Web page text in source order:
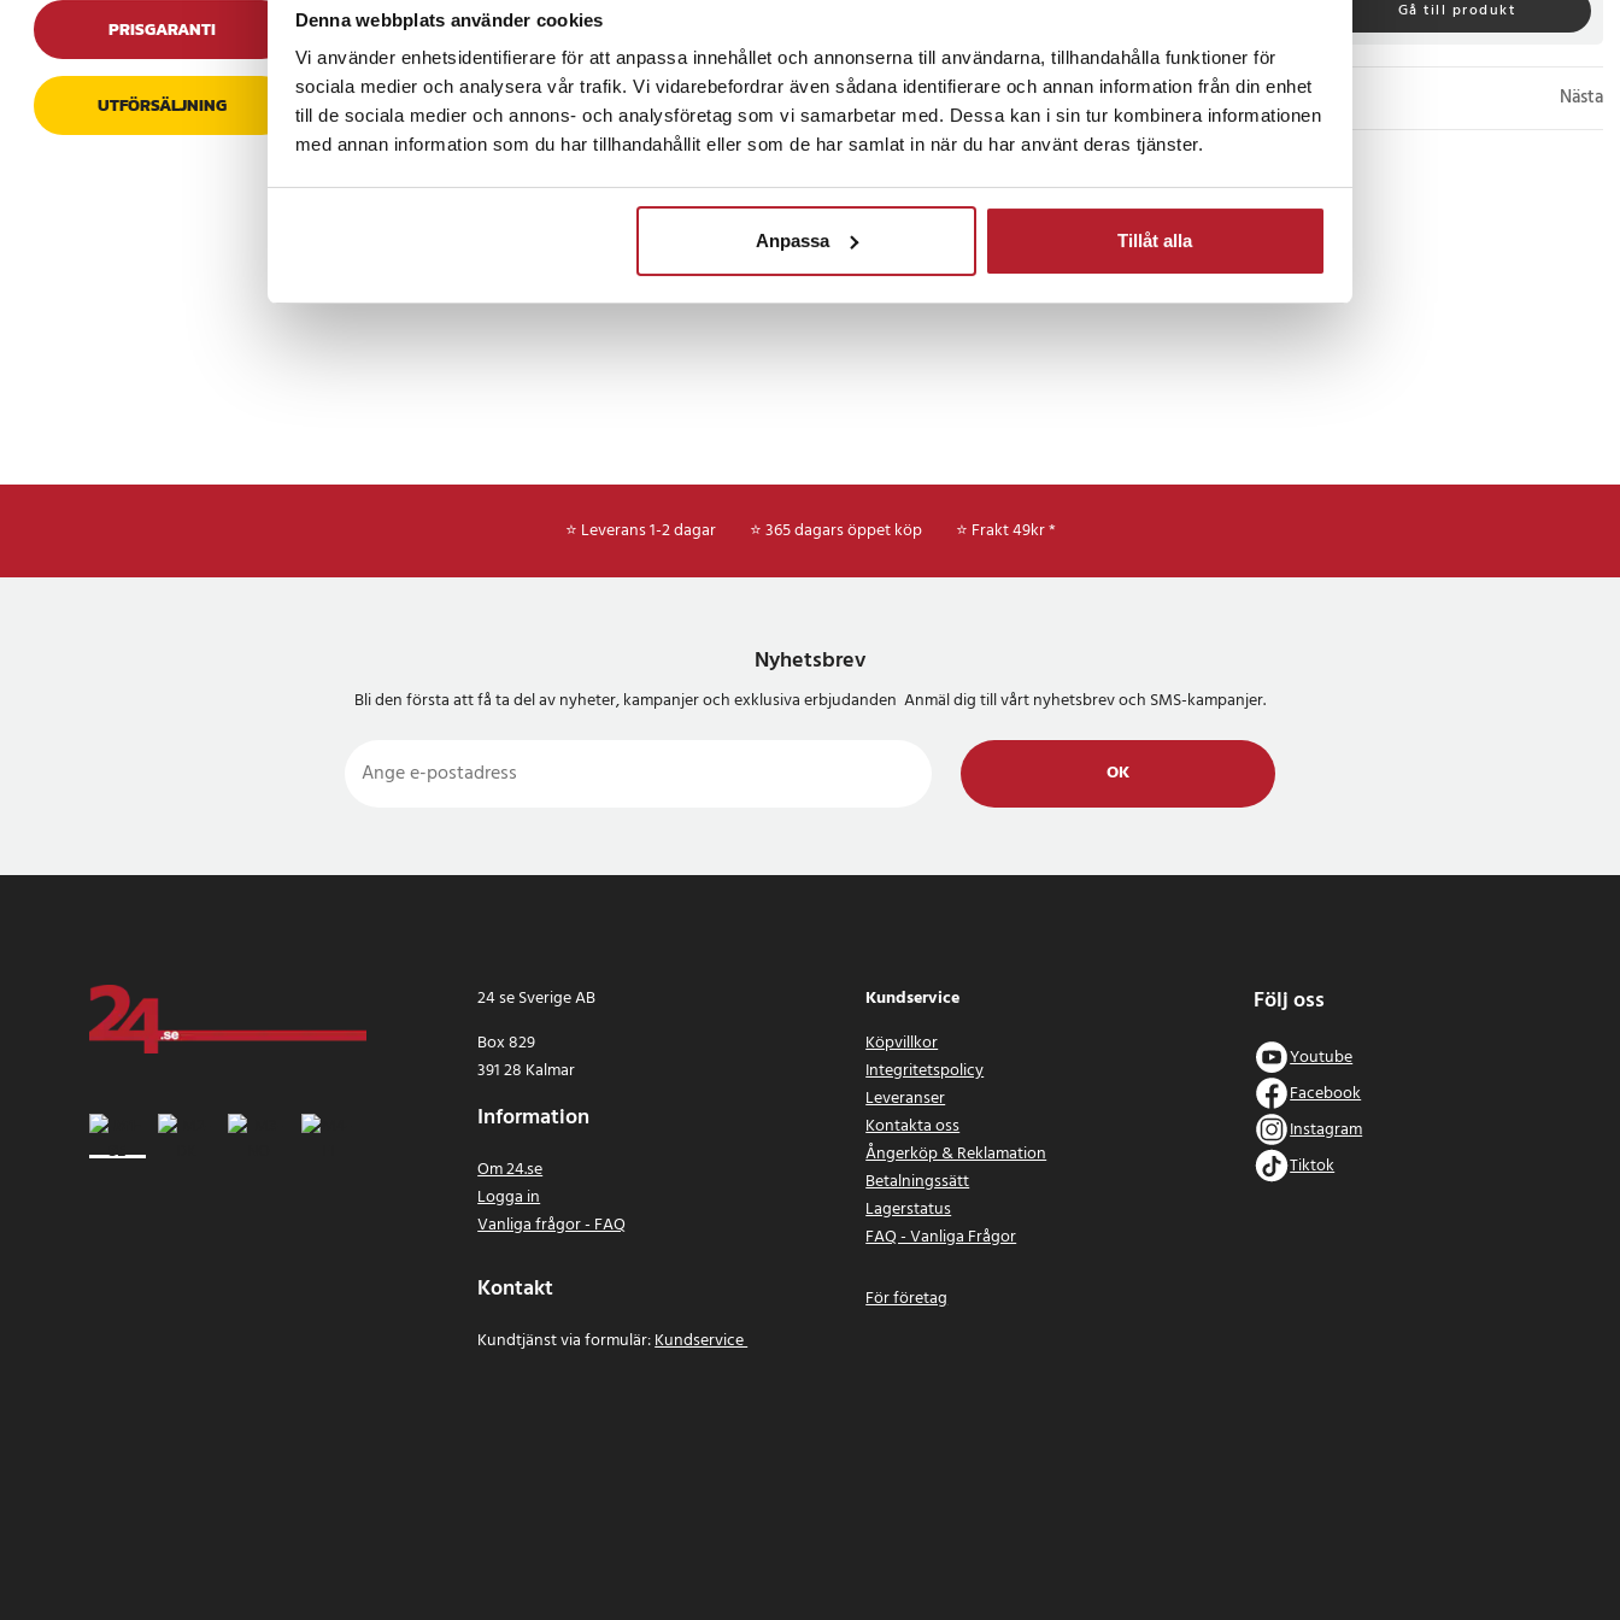
Denna webbplats använder cookies
Vi använder enhetsidentifierare för att anpassa innehållet och annonserna till användarna, tillhandahålla funktioner för
sociala medier och analysera vår trafik. Vi vidarebefordrar även sådana identifierare och annan information från din enhet
till de sociala medier och annons- och analysföretag som vi samarbetar med. Dessa kan i sin tur kombinera informationen
med annan information som du har tillhandahållit eller som de har samlat in när du har använt deras tjänster.
Anpassa Tillåt alla
PRISGARANTI
UTFÖRSÄLJNING
Köp
Gå till produkt
Föregående 1 2 3 Nästa
⭐ Leverans 1-2 dagar ⭐ 365 dagars öppet köp ⭐ Frakt 49kr *
Nyhetsbrev
Bli den första att få ta del av nyheter, kampanjer och exklusiva erbjudanden Anmäl dig till vårt nyhetsbrev och SMS-kampanjer.
OK
24 se Sverige AB
Box 829
391 28 Kalmar
Information
Om 24.se
Logga in
Vanliga frågor - FAQ
Kontakt
Kundtjänst via formulär:Kundservice
Kundservice
Köpvillkor
Integritetspolicy
Leveranser
Kontakta oss
Ångerköp & Reklamation
Betalningssätt
Lagerstatus
FAQ - Vanliga Frågor
För företag
Följ oss
Youtube
Facebook
Instagram
Tiktok